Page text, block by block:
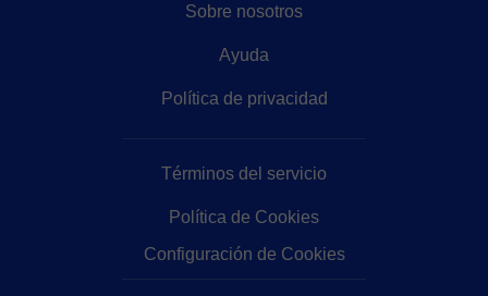
Sobre nosotros
Ayuda
Política de privacidad
Términos del servicio
Política de Cookies
Configuración de Cookies